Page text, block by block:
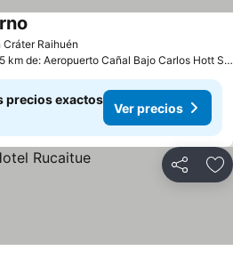
Raihuén
a 6.5 km de: Aeropuerto Cañal Bajo Carlos Hott Siebert
precios exactos
Ver precios
Compartir